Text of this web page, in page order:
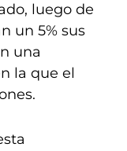
luego de
un 5% sus
una
la que el